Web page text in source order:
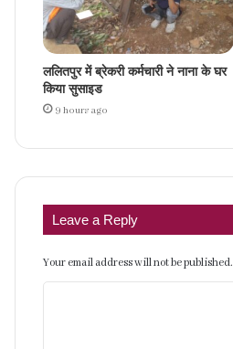
ललितपुर में ब्रेकरी कर्मचारी ने नाना के घर
किया सुसाइड
9 hours ago
Leave a Reply
Your email address will not be published.